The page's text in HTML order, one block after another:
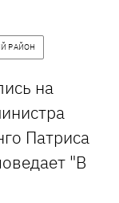
РАЙОН
на
Патриса
"В